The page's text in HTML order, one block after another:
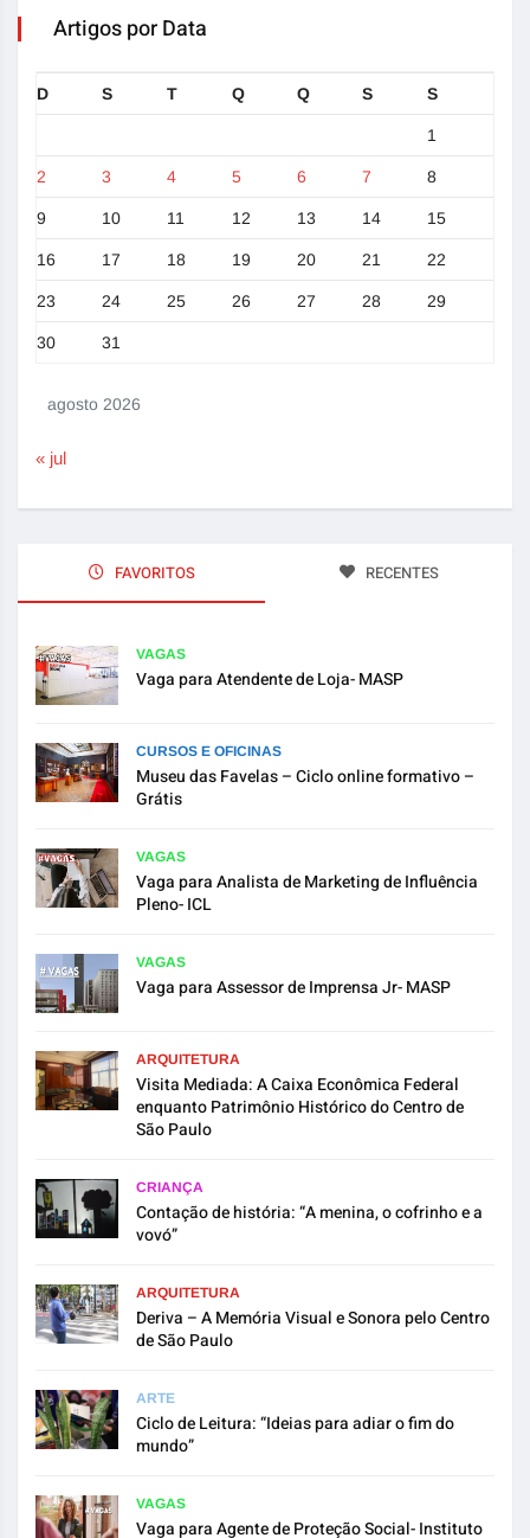
Artigos por Data
agosto 2026
D S T Q Q S S
1
2 3 4 5 6 7 8
9 10 11 12 13 14 15
16 17 18 19 20 21 22
23 24 25 26 27 28 29
30 31
« jul
FAVORITOS RECENTES
VAGAS
Vaga para Atendente de Loja- MASP
CURSOS E OFICINAS
Museu das Favelas – Ciclo online formativo –
Grátis
VAGAS
Vaga para Analista de Marketing de Influência
Pleno- ICL
VAGAS
Vaga para Assessor de Imprensa Jr- MASP
ARQUITETURA
Visita Mediada: A Caixa Econômica Federal
enquanto Patrimônio Histórico do Centro de
São Paulo
CRIANÇA
Contação de história: “A menina, o cofrinho e a
vovó”
ARQUITETURA
Deriva – A Memória Visual e Sonora pelo Centro
de São Paulo
ARTE
Ciclo de Leitura: “Ideias para adiar o fim do
mundo”
VAGAS
Vaga para Agente de Proteção Social- Instituto